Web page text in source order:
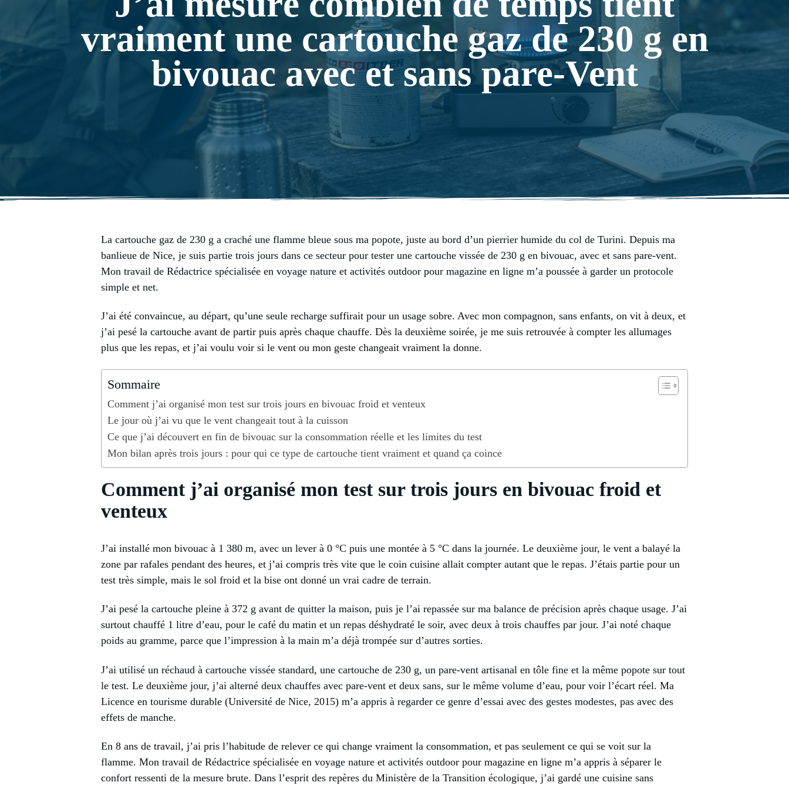
vraiment une cartouche gaz de 230 g en
bivouac avec et sans pare-Vent
La cartouche gaz de 230 g a craché une flamme bleue sous ma popote, juste au bord d’un pierrier humide du col de Turini. Depuis ma
banlieue de Nice, je suis partie trois jours dans ce secteur pour tester une cartouche vissée de 230 g en bivouac, avec et sans pare-vent.
Mon travail de Rédactrice spécialisée en voyage nature et activités outdoor pour magazine en ligne m’a poussée à garder un protocole
simple et net.
J’ai été convaincue, au départ, qu’une seule recharge suffirait pour un usage sobre. Avec mon compagnon, sans enfants, on vit à deux, et
j’ai pesé la cartouche avant de partir puis après chaque chauffe. Dès la deuxième soirée, je me suis retrouvée à compter les allumages
plus que les repas, et j’ai voulu voir si le vent ou mon geste changeait vraiment la donne.
Sommaire
Comment j’ai organisé mon test sur trois jours en bivouac froid et venteux
Le jour où j’ai vu que le vent changeait tout à la cuisson
Ce que j’ai découvert en fin de bivouac sur la consommation réelle et les limites du test
Mon bilan après trois jours : pour qui ce type de cartouche tient vraiment et quand ça coince
Comment j’ai organisé mon test sur trois jours en bivouac froid et
venteux
J’ai installé mon bivouac à 1 380 m, avec un lever à 0 °C puis une montée à 5 °C dans la journée. Le deuxième jour, le vent a balayé la
zone par rafales pendant des heures, et j’ai compris très vite que le coin cuisine allait compter autant que le repas. J’étais partie pour un
test très simple, mais le sol froid et la bise ont donné un vrai cadre de terrain.
J’ai pesé la cartouche pleine à 372 g avant de quitter la maison, puis je l’ai repassée sur ma balance de précision après chaque usage. J’ai
surtout chauffé 1 litre d’eau, pour le café du matin et un repas déshydraté le soir, avec deux à trois chauffes par jour. J’ai noté chaque
poids au gramme, parce que l’impression à la main m’a déjà trompée sur d’autres sorties.
J’ai utilisé un réchaud à cartouche vissée standard, une cartouche de 230 g, un pare-vent artisanal en tôle fine et la même popote sur tout
le test. Le deuxième jour, j’ai alterné deux chauffes avec pare-vent et deux sans, sur le même volume d’eau, pour voir l’écart réel. Ma
Licence en tourisme durable (Université de Nice, 2015) m’a appris à regarder ce genre d’essai avec des gestes modestes, pas avec des
effets de manche.
En 8 ans de travail, j’ai pris l’habitude de relever ce qui change vraiment la consommation, et pas seulement ce qui se voit sur la
flamme. Mon travail de Rédactrice spécialisée en voyage nature et activités outdoor pour magazine en ligne m’a appris à séparer le
confort ressenti de la mesure brute. Dans l’esprit des repères du Ministère de la Transition écologique, j’ai gardé une cuisine sans